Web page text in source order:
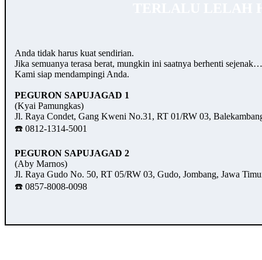
Anda tidak harus kuat sendirian.
Jika semuanya terasa berat, mungkin ini saatnya berhenti
Kami siap mendampingi Anda.
PEGURON SAPUJAGAD 1
(Kyai Pamungkas)
Jl. Raya Condet, Gang Kweni No.31, RT 01/RW 03,
☎️ 0812-1314-5001
PEGURON SAPUJAGAD 2
(Aby Marnos)
Jl. Raya Gudo No. 50, RT 05/RW 03, Gudo, Jombang, Jawa
☎️ 0857-8008-0098